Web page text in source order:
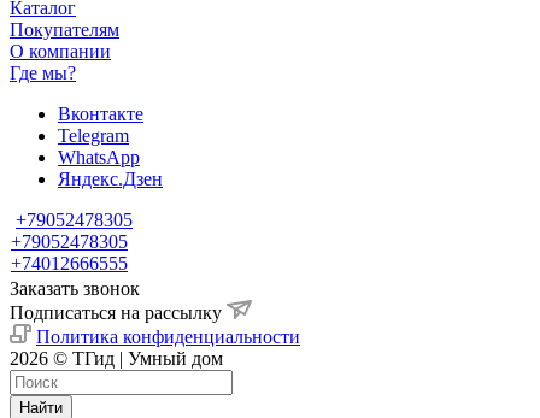
Каталог
Покупателям
О компании
Где мы?
Вконтакте
Telegram
WhatsApp
Яндекс.Дзен
+79052478305
+79052478305
+74012666555
Заказать звонок
Подписаться на рассылку
Политика конфиденциальности
2026 © ТГид | Умный дом
Найти